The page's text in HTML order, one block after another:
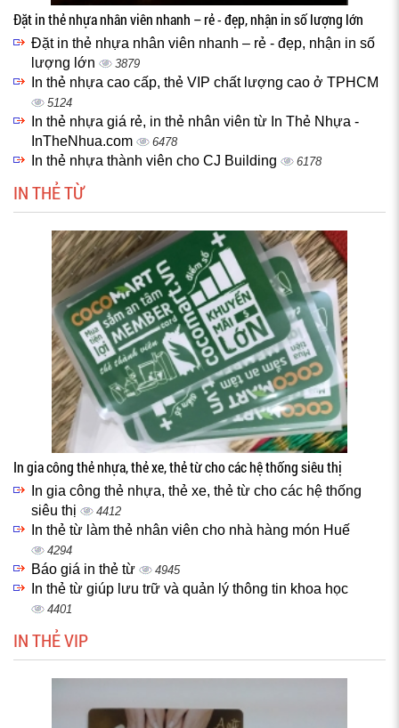
Đặt in thẻ nhựa nhân viên nhanh – rẻ - đẹp, nhận in số lượng lớn
Đặt in thẻ nhựa nhân viên nhanh – rẻ - đẹp, nhận in số
lượng lớn
3879
In thẻ nhựa cao cấp, thẻ VIP chất lượng cao ở TPHCM
5124
In thẻ nhựa giá rẻ, in thẻ nhân viên từ In Thẻ Nhựa -
InTheNhua.com
6478
In thẻ nhựa thành viên cho CJ Building 6178
IN THẺ TỪ
In gia công thẻ nhựa, thẻ xe, thẻ từ cho các hệ thống siêu thị
In gia công thẻ nhựa, thẻ xe, thẻ từ cho các hệ thống
siêu thị
4412
In thẻ từ làm thẻ nhân viên cho nhà hàng món Huế
4294
Báo giá in thẻ từ 4945
In thẻ từ giúp lưu trữ và quản lý thông tin khoa học
4401
IN THẺ VIP